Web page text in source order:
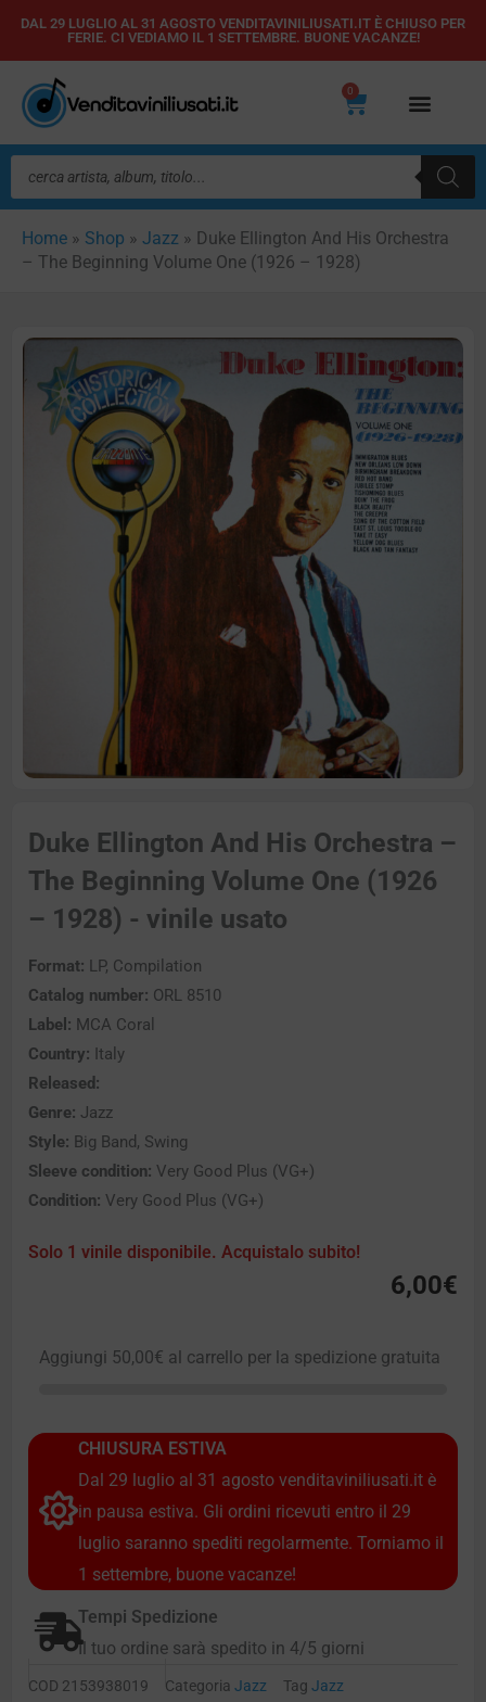
Vai
contenuto
DAL 29 LUGLIO AL 31 AGOSTO VENDITAVINILIUSATI.IT È CHIUSO PER
FERIE. CI VEDIAMO IL 1 SETTEMBRE. BUONE VACANZE!
0
Carrello
Ricerca
prodotti
Home » Shop » Jazz » Duke Ellington And His Orchestra
– The Beginning Volume One (1926 – 1928)
Duke Ellington And His Orchestra –
The Beginning Volume One (1926
– 1928) - vinile usato
Format: LP, Compilation
Catalog number: ORL 8510
Label: MCA Coral
Country: Italy
Released:
Genre: Jazz
Style: Big Band, Swing
Sleeve condition: Very Good Plus (VG+)
Condition: Very Good Plus (VG+)
Solo 1 vinile disponibile. Acquistalo subito!
6,00€
Aggiungi 50,00€ al carrello per la spedizione gratuita
CHIUSURA ESTIVA
Dal 29 luglio al 31 agosto venditaviniliusati.it è
in pausa estiva. Gli ordini ricevuti entro il 29
luglio saranno spediti regolarmente. Torniamo il
1 settembre, buone vacanze!
Tempi Spedizione
Il tuo ordine sarà spedito in 4/5 giorni
COD 2153938019 Categoria Jazz Tag Jazz